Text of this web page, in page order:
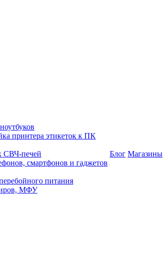
принтера этикеток к ПК
СВЧ-печей
смартфонов и гаджетов
питания
МФУ
Блог Магазины